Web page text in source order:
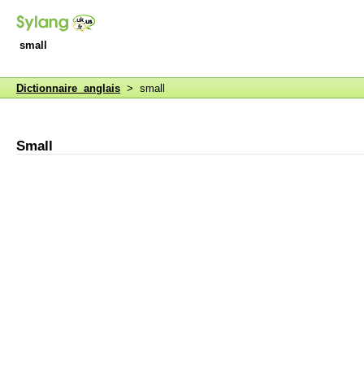
small
Dictionnaire anglais > small
Small